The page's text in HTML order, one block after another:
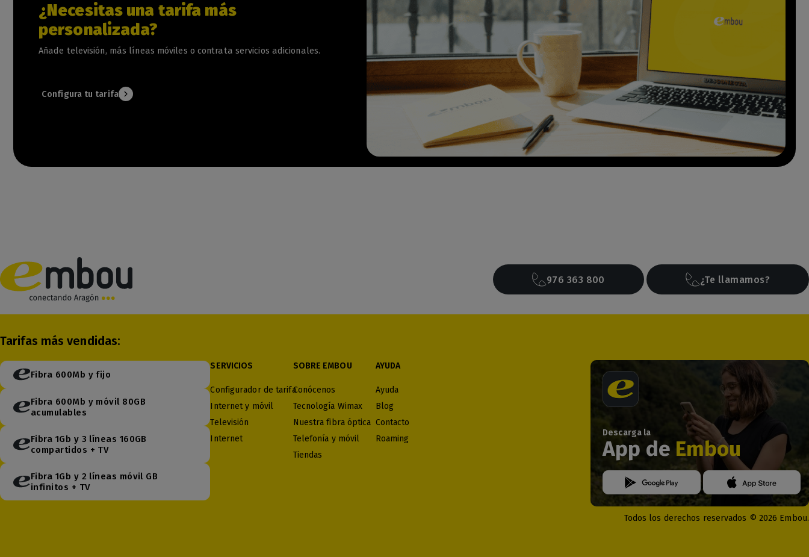
¿Necesitas una tarifa más
personalizada?
Añade televisión, más líneas móviles o contrata servicios adicionales.
Configura tu tarifa
976 363 800 ¿Te llamamos?
Tarifas más vendidas:
Fibra 600Mb y fijo
Fibra 600Mb y móvil 80GB
acumulables
Fibra 1Gb y 3 líneas 160GB
compartidos + TV
Fibra 1Gb y 2 líneas móvil GB
infinitos + TV
SERVICIOS
Configurador de tarifa
Internet y móvil
Televisión
Internet
SOBRE EMBOU
Conócenos
Tecnología Wimax
Nuestra fibra óptica
Telefonía y móvil
Tiendas
AYUDA
Ayuda
Blog
Contacto
Roaming
Descarga la
App de Embou
Todos los derechos reservados © 2026 Embou.